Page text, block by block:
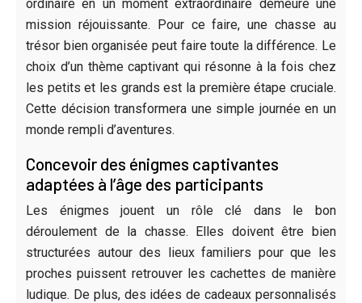
ordinaire en un moment extraordinaire demeure une
mission réjouissante. Pour ce faire, une chasse au
trésor bien organisée peut faire toute la différence. Le
choix d’un thème captivant qui résonne à la fois chez
les petits et les grands est la première étape cruciale.
Cette décision transformera une simple journée en un
monde rempli d’aventures.
Concevoir des énigmes captivantes
adaptées à l’âge des participants
Les énigmes jouent un rôle clé dans le bon
déroulement de la chasse. Elles doivent être bien
structurées autour des lieux familiers pour que les
proches puissent retrouver les cachettes de manière
ludique. De plus, des idées de cadeaux personnalisés